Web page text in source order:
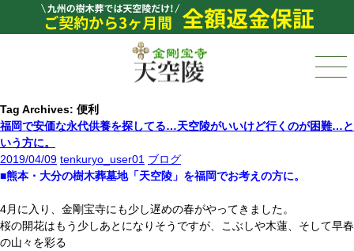
Tag Archives: 便利
福岡で安価な永代供養を探してる…天空陵がいいけど行くのが困難…と
いう方に。
2019/04/09 tenkuryo_user01 ブログ
■熊本・大分の樹木葬墓地「天空陵」を福岡でお考えの方に。
4月に入り、金剛宝寺にも少し遅めの春がやってきました。
桜の開花はもう少しあとになりそうですが、こぶしや木蓮、そして早春
の山々を彩る